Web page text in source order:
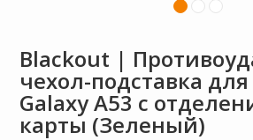
Blackout |
чехол-подставка
Galaxy A53 с
карты (Зеленый)